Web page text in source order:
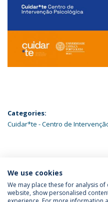
Categories:
Cuidar*te - Centro de
ÚLTIMAS NOTÍCIAS
We use cookies
We may place these for analysis
website, show personalised